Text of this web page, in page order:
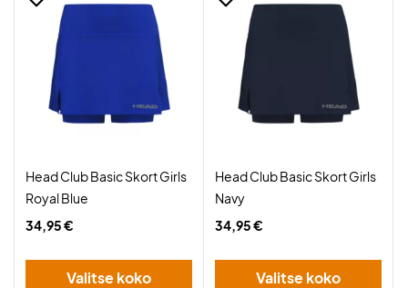
Head Club Basic Skort Girls
Royal Blue
34,95 €
Valitse koko
Head Club Basic Skort Girls
Navy
34,95 €
Valitse koko